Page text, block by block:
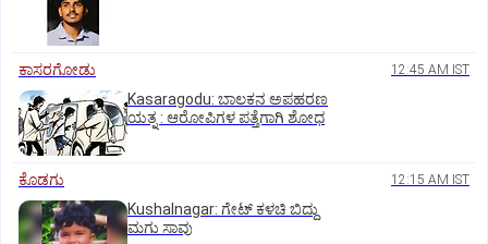
ಕಾಸರಗೋಡು 12:45 AM IST
Kasaragodu: ಬಾಲಕನ ಅಪಹರಣ
ಯತ್ನ : ಆರೋಪಿಗಳ ಪತ್ತೆಗಾಗಿ ಶೋಧ
ಕೊಡಗು 12:15 AM IST
Kushalnagar: ಗೇಟ್ ಕಳಚಿ ಬಿದ್ದು
ಮಗು ಸಾವು